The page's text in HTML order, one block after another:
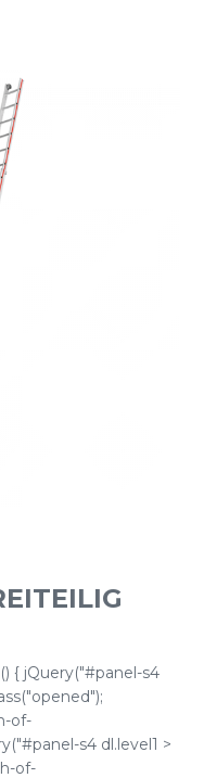
{ jQuery("#panel-s4
of-
s4 dl.level1 >
of-